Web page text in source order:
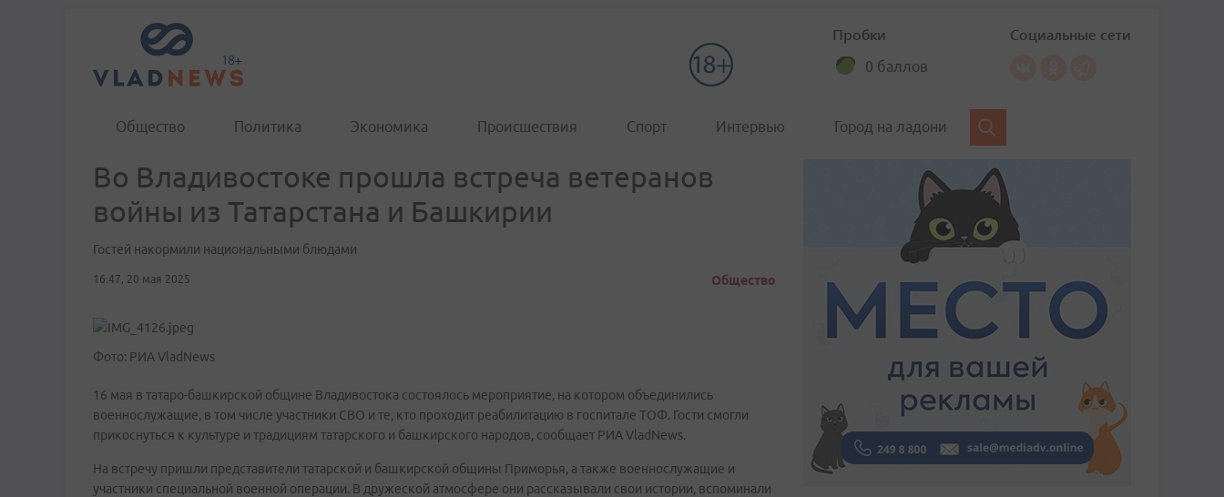
Пробки
0 баллов
Социальные сети
Общество Политика Экономика Происшествия Спорт Интервью Город на ладони
Во Владивостоке прошла встреча ветеранов
войны из Татарстана и Башкирии
Гостей накормили национальными блюдами
16:47, 20 мая 2025 Общество
Фото: РИА VladNews
16 мая в татаро-башкирской общине Владивостока состоялось мероприятие, на котором объединились
военнослужащие, в том числе участники СВО и те, кто проходит реабилитацию в госпитале ТОФ. Гости смогли
прикоснуться к культуре и традициям татарского и башкирского народов, сообщает РИА VladNews.
На встречу пришли представители татарской и башкирской общины Приморья, а также военнослужащие и
участники специальной военной операции. В дружеской атмосфере они рассказывали свои истории, вспоминали